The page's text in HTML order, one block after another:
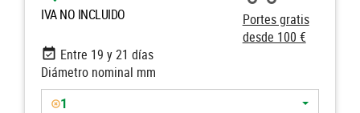
IVA NO INCLUIDO
Portes gratis
desde 100 €
Entre 19 y 21 días
Diámetro nominal mm
1